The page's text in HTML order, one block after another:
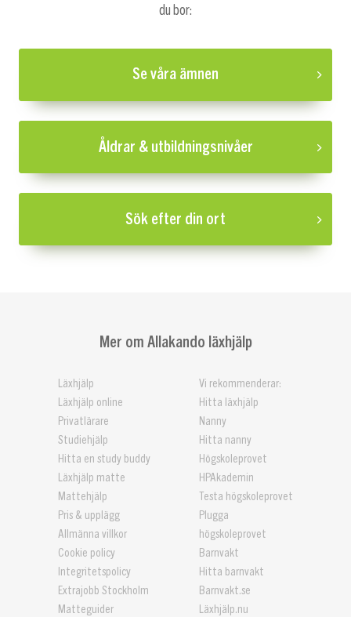
du bor:
Se våra ämnen
Åldrar & utbildningsnivåer
Sök efter din ort
Mer om Allakando läxhjälp
Läxhjälp
Läxhjälp online
Privatlärare
Studiehjälp
Hitta en study buddy
Läxhjälp matte
Mattehjälp
Pris & upplägg
Allmänna villkor
Cookie policy
Integritetspolicy
Extrajobb Stockholm
Matteguider
Vi rekommenderar:
Hitta läxhjälp
Nanny
Hitta nanny
Högskoleprovet
HPAkademin
Testa högskoleprovet
Plugga
högskoleprovet
Barnvakt
Hitta barnvakt
Barnvakt.se
Läxhjälp.nu